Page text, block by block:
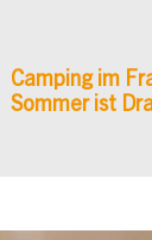
Camping im
Sommer ist